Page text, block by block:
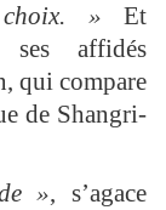
» Et
ses affidés
qui compare
de Shangri-
», s’agace